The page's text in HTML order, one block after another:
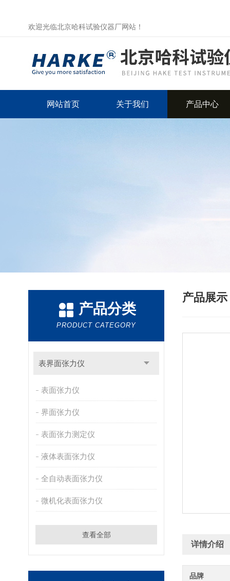
欢迎光临北京哈科试验仪器厂网站！
网站首页 关于我们 产品中心
产品分类
PRODUCT CATEGORY
表界面张力仪
表面张力仪
界面张力仪
表面张力测定仪
液体表面张力仪
全自动表面张力仪
微机化表面张力仪
查看全部
产品展示
详情介绍
品牌